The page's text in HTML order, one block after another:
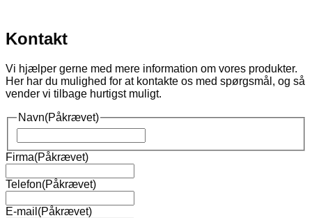
Kontakt
Vi hjælper gerne med mere information om vores produkter.
Her har du mulighed for at kontakte os med spørgsmål, og så
vender vi tilbage hurtigst muligt.
Navn(Påkrævet)
Firma(Påkrævet)
Telefon(Påkrævet)
E-mail (Påkrævet)